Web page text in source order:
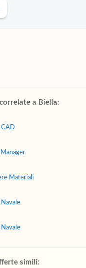
a Biella:
CAD
Materiali
Navale
simili: